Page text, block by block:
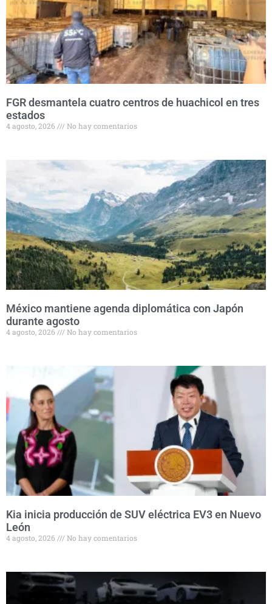
FGR desmantela cuatro centros de huachicol en tres
estados
4 agosto, 2026 No hay comentarios
México mantiene agenda diplomática con Japón
durante agosto
4 agosto, 2026 No hay comentarios
Kia inicia producción de SUV eléctrica EV3 en Nuevo
León
4 agosto, 2026 No hay comentarios